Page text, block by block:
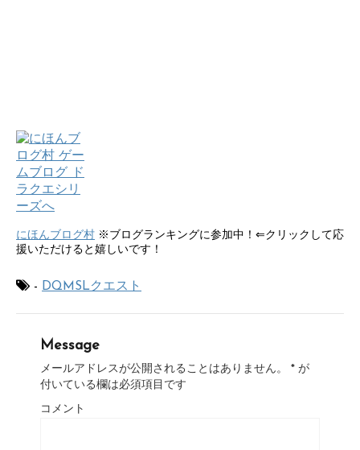
にほんブログ村 ※ブログランキングに参加中！⇐クリックして応
援いただけると嬉しいです！
- DQMSLクエスト
Message
メールアドレスが公開されることはありません。 * が
付いている欄は必須項目です
コメント